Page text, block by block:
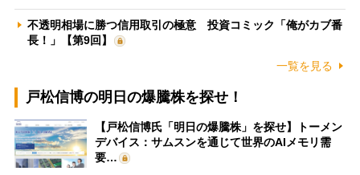
不透明相場に勝つ信用取引の極意 投資コミック「俺がカブ番
長！」【第9回】
一覧を見る
戸松信博の明日の爆騰株を探せ！
【戸松信博氏「明日の爆騰株」を探せ】トーメン
デバイス：サムスンを通じて世界のAIメモリ需
要…